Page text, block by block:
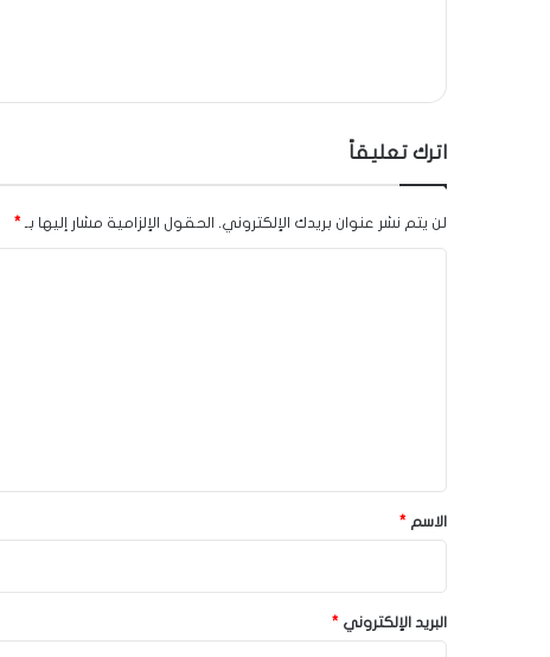
اترك تعليقاً
لن يتم نشر عنوان بريدك الإلكتروني. الحقول الإلزامية مشار إليها بـ *
*الاسم *
البريد الإلكتروني *